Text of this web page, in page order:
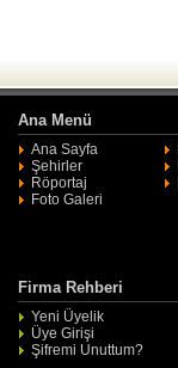
Ana Menü
Ana Sayfa
Şehirler
Röportaj
Foto Galeri
Firma Rehberi
Yeni Üyelik
Üye Girişi
Şifremi Unuttum?